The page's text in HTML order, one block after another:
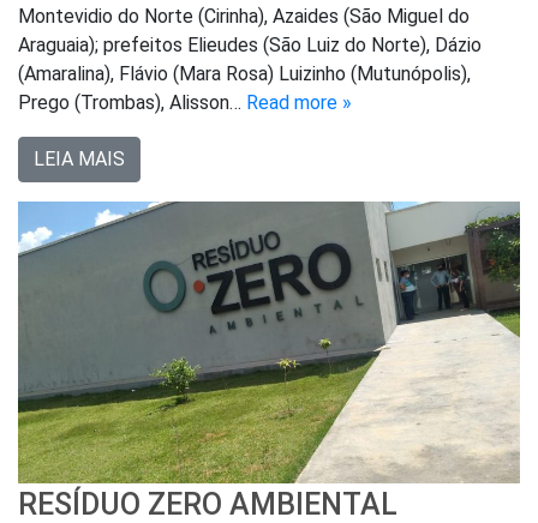
Montevidio do Norte (Cirinha), Azaides (São Miguel do
Araguaia); prefeitos Elieudes (São Luiz do Norte), Dázio
(Amaralina), Flávio (Mara Rosa) Luizinho (Mutunópolis),
Prego (Trombas), Alisson… Read more »
LEIA MAIS
RESÍDUO ZERO AMBIENTAL